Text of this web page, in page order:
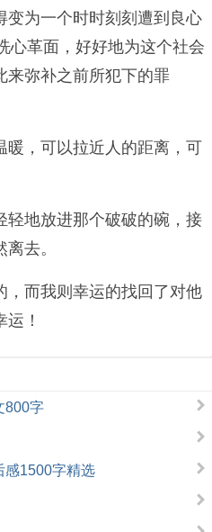
变为一个时时刻刻遭到良心
心革面，好好地为这个社会
来弥补之前所犯下的罪
暖，可以拉近人的距离，可
轻地放进那个破破的碗，接
去。
，而我则幸运的找回了对他
！
800字
感1500字精选